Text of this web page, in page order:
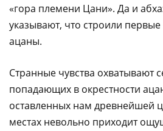
«гора племени Цани». Да и
указывают, что строили
ацаны.
Странные чувства охватывают
попадающих в окрестности
оставленных нам древнейшей
местах невольно приходит